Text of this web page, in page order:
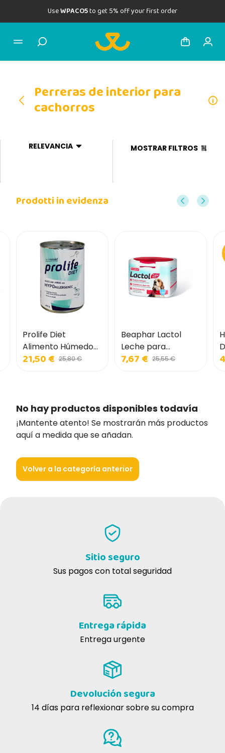
UseWPACO5to get 5% off your first order
Perreras de interior para
cachorros
RELEVANCIA MOSTRAR FILTROS
Prodotti in evidenza
Prolife Diet
Alimento Húmedo
Hipoalergénico
21,50 € 25,80 €
Beaphar Lactol
Leche para
Cachorros
7,67 € 25,55 €
No hay productos disponibles todavía
¡Mantente atento! Se mostrarán más productos
aquí a medida que se añadan.
Volver a la categoría anterior
Sitio seguro
Sus pagos con total seguridad
Entrega rápida
Entrega urgente
Devolución segura
14 días para reflexionar sobre su compra